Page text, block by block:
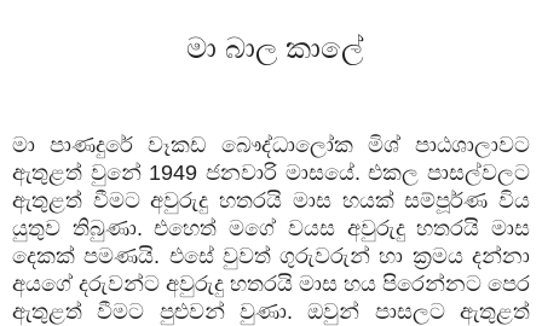
මා බාල කාලේ
මා පාණදුරේ වෑකඩ බෞද්ධාලෝක මිශ්‍ පාඨශාලාවට
ඇතුළත් වුනේ 1949 ජනවාරි මාසයේ. එකල පාසල්වලට
ඇතුළත් වීමට අවුරුදු හතරයි මාස හයක් සම්පූර්ණ විය
යුතුව තිබුණා. එහෙත් මගේ වයස අවුරුදු හතරයි මාස
දෙකක් පමණයි. එසේ වුවත් ගුරුවරුන් හා ක්‍රමය දන්නා
අයගේ දරුවන්ට අවුරුදු හතරයි මාස හය පිරෙන්නට පෙර
ඇතුළත් වීමට පුළුවන් වුණා. ඔවුන් පාසලට ඇතුළත්